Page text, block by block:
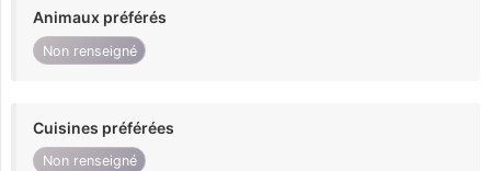
Animaux préférés
Non renseigné
Cuisines préférées
Non renseigné